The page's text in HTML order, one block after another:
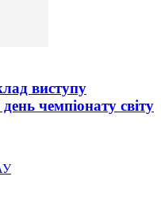
виступу
чемпіонату світу